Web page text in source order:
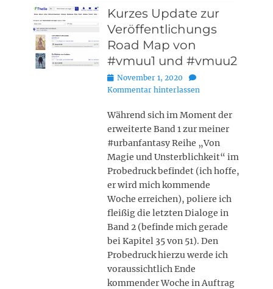
Kurzes Update zur
Veröffentlichungs
Road Map von
#vmuu1 und #vmuu2
Posted
on
November 1, 2020
Kommentar hinterlassen
Während sich im Moment der
erweiterte Band 1 zur meiner
#urbanfantasy Reihe „Von
Magie und Unsterblichkeit“ im
Probedruck befindet (ich hoffe,
er wird mich kommende
Woche erreichen), poliere ich
fleißig die letzten Dialoge in
Band 2 (befinde mich gerade
bei Kapitel 35 von 51). Den
Probedruck hierzu werde ich
voraussichtlich Ende
kommender Woche in Auftrag